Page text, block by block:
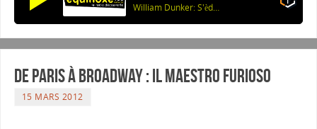
William Dunker: S'èdaler
De Paris à Broadway : Il maestro furioso
15 MARS 2012